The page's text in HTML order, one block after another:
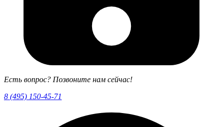
Есть вопрос? Позвоните нам сейчас!
8 (495) 150-45-71